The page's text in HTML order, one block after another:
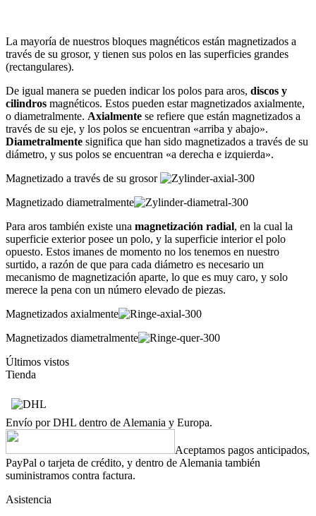
La mayoría de nuestros bloques magnéticos están magnetizados a
través de su grosor, y tienen sus polos en las superficies grandes
(rectangulares).
De igual manera se pueden indicar los polos para aros, discos y
cilindros magnéticos. Estos pueden estar magnetizados axialmente,
o diametralmente. Axialmente se refiere que están magnetizados a
través de su eje, y los polos se encuentran «arriba y abajo».
Diametralmente significa que han sido magnetizados a través de su
diámetro, y sus polos se encuentran «a derecha e izquierda».
Magnetizado a través de su grosor
Magnetizado diametralmente
Para aros también existe una magnetización radial, en la cual la
superficie exterior posee un polo, y la superficie interior el polo
opuesto. Estos imanes de momento no los tenemos en nuestro
surtido, a razón de que para cada diámetro es necesario un
mecanismo de magnetización aparte, lo que es muy caro, y solo
merece la pena con un número elevado de piezas.
Magnetizados axialmente
Magnetizados diametralmente
Últimos vistos
Tienda
Envío por DHL dentro de Alemania y Europa.
Aceptamos pagos anticipados,
PayPal o tarjeta de crédito, y dentro de Alemania también
suministramos contra factura.
Asistencia